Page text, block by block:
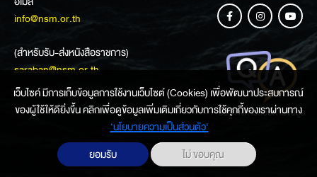
info@nsm.or.th
(สำหรับรับ-ส่งหนังสือราชการ)
saraban@nsm.or.th
ช่องทางการสอบถามข้อมูล
เว็บไซค์ มีการเก็บข้อมูลการใช้งานเว็บไซต์ (Cookies) เพื่อพัฒนาประสบการณ์
ของผู้ใช้ให้ดียิ่งขึ้น คลิกเพื่อดูข้อมูลเพิ่มเติมเกี่ยวกับการใช้คุกกี้ของเราผ่านทาง
‘นโยบายความเป็นส่วนตัว'
ยอมรับ
ไม่ ขอบคุณ